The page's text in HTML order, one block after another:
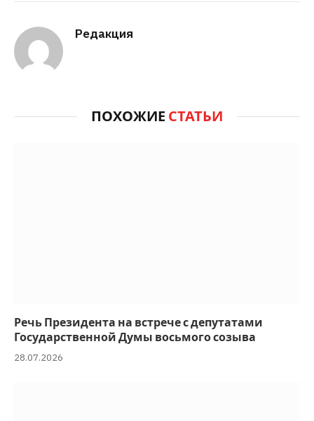
Редакция
ПОХОЖИЕ СТАТЬИ
Речь Президента на встрече с депутатами
Государственной Думы восьмого созыва
28.07.2026